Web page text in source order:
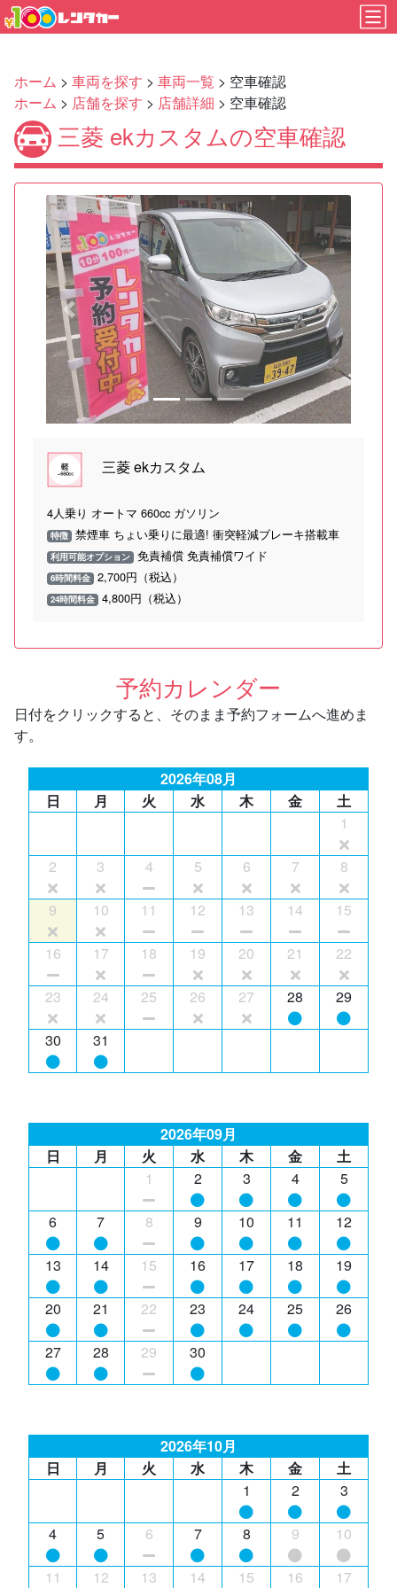
ホーム > 車両を探す > 車両一覧 > 空車確認
ホーム > 店舗を探す > 店舗詳細 > 空車確認
三菱 ekカスタムの空車確認
Previous Next
三菱 ekカスタム
4人乗り オートマ 660cc ガソリン
特徴 禁煙車 ちょい乗りに最適! 衝突軽減ブレーキ搭載車
利用可能オプション 免責補償 免責補償ワイド
6時間料金 2,700円（税込）
24時間料金 4,800円（税込）
予約カレンダー
日付をクリックすると、そのまま予約フォームへ進めま
す。
2026年08月
日
月 火 水 木 金
土
1
2 3 4 5 6 7 8
9 10 11 12 13 14 15
16 17 18 19 20 21 22
23 24 25 26 27 28 29
30 31
2026年09月
日
月 火 水 木 金
土
1
2 3 4 5
6 7 8 9 10 11 12
13 14 15 16 17 18 19
20 21 22 23 24 25 26
27 28 29 30
2026年10月
日
月 火 水 木 金
土
1
2 3
4 5 6 7 8 9 10
11 12 13 14 15 16 17